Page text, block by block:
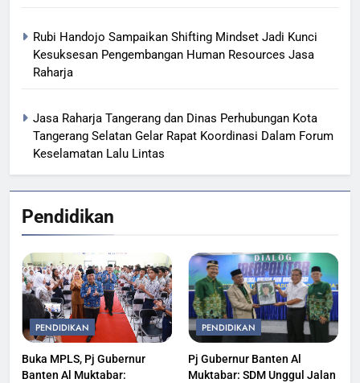
Rubi Handojo Sampaikan Shifting Mindset Jadi Kunci
Kesuksesan Pengembangan Human Resources Jasa
Raharja
Jasa Raharja Tangerang dan Dinas Perhubungan Kota
Tangerang Selatan Gelar Rapat Koordinasi Dalam Forum
Keselamatan Lalu Lintas
Pendidikan
PENDIDIKAN
Buka MPLS, Pj Gubernur
Banten Al Muktabar:
PENDIDIKAN
Pj Gubernur Banten Al
Muktabar: SDM Unggul Jalan